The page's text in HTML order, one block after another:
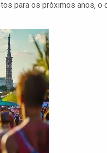
para os próximos anos,